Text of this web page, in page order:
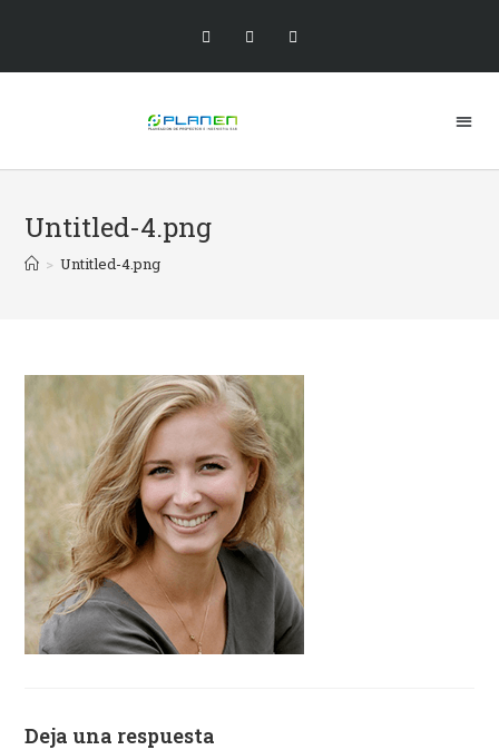
Untitled-4.png
> Untitled-4.png
Deja una respuesta